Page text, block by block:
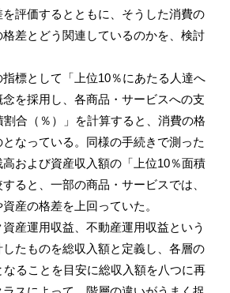
評価するとともに、そうした消費の
差とどう関連しているのかを、検討
標として「上位10％にあたる人達へ
を採用し、各商品・サービスへの支
合（％）」を計算すると、消費の格
なっている。同様の手続きで測った
および資産収入額の「上位10％面積
ると、一部の商品・サービスでは、
産の格差を上回っていた。
産運用収益、不動産運用収益という
したものを総収入額と定義し、各層の
ることを目安に総収入額を八つに再